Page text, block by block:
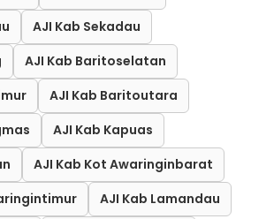
AJI Kab Sekadau
AJI Kab Baritoselatan
AJI Kab Baritoutara
AJI Kab Kapuas
AJI Kab Kot Awaringinbarat
AJI Kab Lamandau